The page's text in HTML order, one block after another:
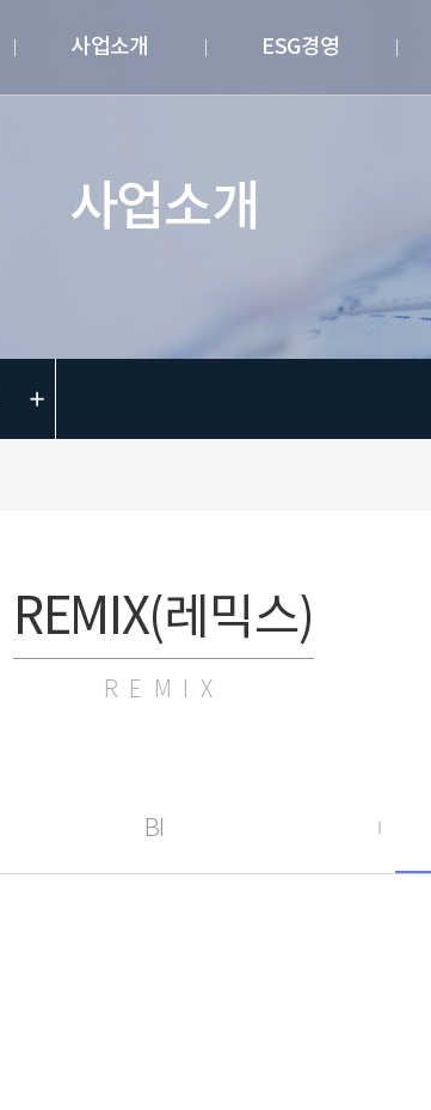
사업소개 ESG경영
사업소개
REMIX(레믹스)
REMIX
BI